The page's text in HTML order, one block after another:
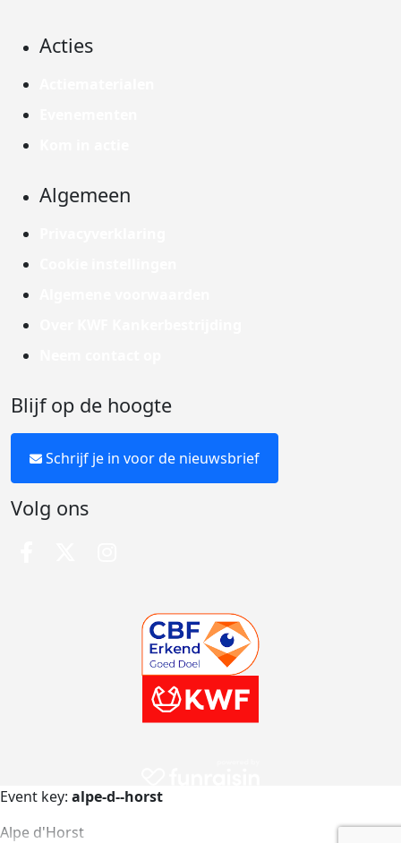
Acties
Algemeen
Blijf op de hoogte
Schrijf je in voor de nieuwsbrief
Volg ons
Event key: alpe-d--horst
Alpe d'Horst